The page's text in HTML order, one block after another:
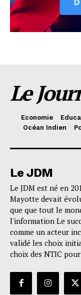
Le
Economie
Océan Indien
Le JDM
Le JDM est né en
Mayotte devait
que que tout le
l'information Le
comme un acteur
validé les choix
choix des NTIC